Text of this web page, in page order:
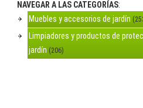
NAVEGAR A LAS CATEGORÍAS:
Muebles y accesorios de jardín
Limpiadores y productos de
jardín (206)